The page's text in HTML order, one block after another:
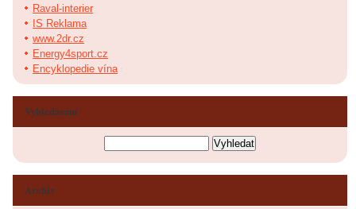
Raval-interier
IS Reklama
www.2dr.cz
Energy4sport.cz
Encyklopedie vína
Vyhledávání
Archiv